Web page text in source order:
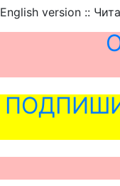
English version ::